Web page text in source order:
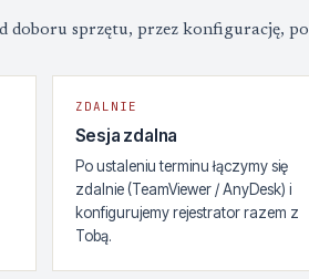
doboru sprzętu, przez konfigurację, po
ZDALNIE
Sesja zdalna
Po ustaleniu terminu łączymy się
zdalnie (TeamViewer / AnyDesk) i
konfigurujemy rejestrator razem z
Tobą.